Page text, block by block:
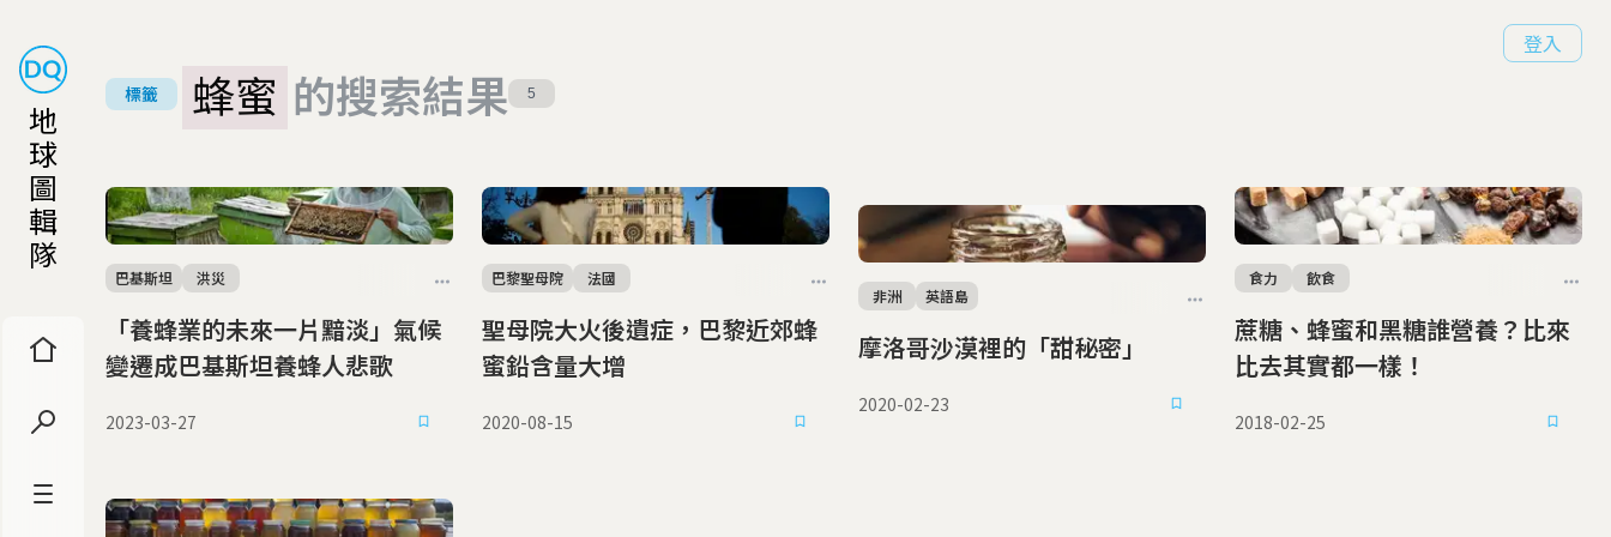
地
球
圖
輯
隊
登入
標籤 蜂蜜 的搜索結果 5
「養蜂業的未來一片黯淡」氣候
變遷成巴基斯坦養蜂人悲歌
巴基斯坦 洪災
2023-03-27
聖母院大火後遺症，巴黎近郊蜂
蜜鉛含量大增
巴黎聖母院 法國
2020-08-15
摩洛哥沙漠裡的「甜秘密」
非洲 英語島
2020-02-23
蔗糖、蜂蜜和黑糖誰營養？比來
比去其實都一樣！
食力 飲食
2018-02-25